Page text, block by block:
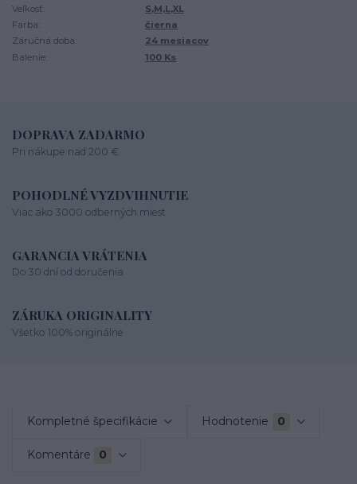
Veľkosť:
S,M,L,XL
Farba:
čierna
Záručná doba:
24 mesiacov
Balenie:
100 Ks
DOPRAVA ZADARMO
Pri nákupe nad 200 €
POHODLNÉ VYZDVIHNUTIE
Viac ako 3000 odberných miest
GARANCIA VRÁTENIA
Do 30 dní od doručenia
ZÁRUKA ORIGINALITY
Všetko 100% originálne
Kompletné špecifikácie Hodnotenie 0
Komentáre 0